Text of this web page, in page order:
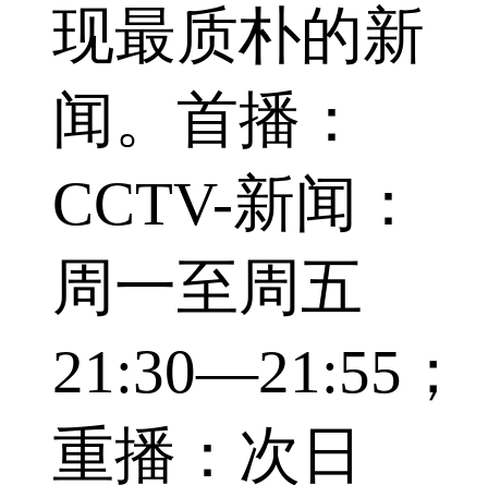
现最质朴的新
闻。首播：
CCTV-新闻：
周一至周五
21:30—21:55；
重播：次日